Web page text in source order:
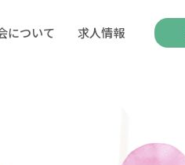
について 求人情報